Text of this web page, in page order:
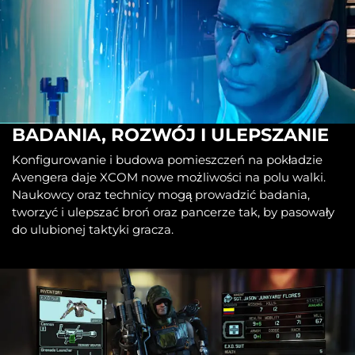
BADANIA, ROZWÓJ I ULEPSZANIE
Konfigurowanie i budowa pomieszczeń na pokładzie
Avengera daje XCOM nowe możliwości na polu walki.
Naukowcy oraz technicy mogą prowadzić badania,
tworzyć i ulepszać broń oraz pancerze tak, by pasowały
do ulubionej taktyki gracza.